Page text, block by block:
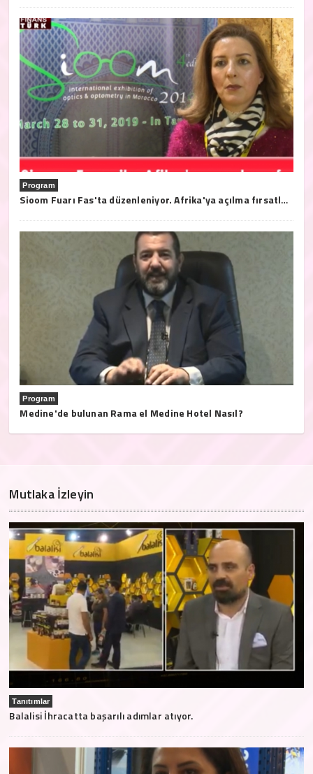
Program
Sioom Fuarı Fas'ta düzenleniyor. Afrika'ya açılma fırsatları bu fuarda..28/31 2019 Mart tarihleri arasında Tanja'da
Program
Medine'de bulunan Rama el Medine Hotel Nasıl?
Mutlaka İzleyin
Tanıtımlar
Balalisi İhracatta başarılı adımlar atıyor.